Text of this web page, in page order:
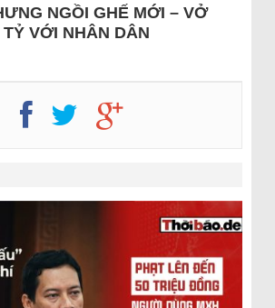
NGỒI GHẾ MỚI – VỞ
VỚI NHÂN DÂN